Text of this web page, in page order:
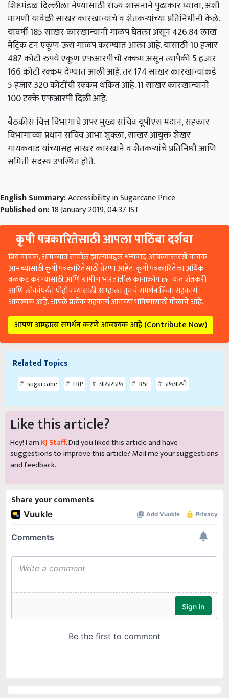
शिष्टमंडळ दिल्लीला नेण्यासाठी राज्य शासनाने पुढाकार घ्यावा, अशी
मागणी यावेळी साखर कारखान्यांचे व शेतकऱ्यांच्या प्रतिनिधींनी केले.
यावर्षी 185 साखर कारखान्यांनी गाळप घेतला असून 426.84 लाख
मेट्रिक टन एकूण ऊस गाळप करण्यात आला आहे. यासाठी 10 हजार
487 कोटी रुपये एकूण एफआरपीची रक्कम असून त्यापैकी 5 हजार
166 कोटी रक्कम देण्यात आली आहे. तर 174 साखर कारखान्यांकडे
5 हजार 320 कोटींची रक्कम थकित आहे. 11 साखर कारखान्यांनी
100 टक्के एफआरपी दिली आहे.
बैठकीस वित्त विभागाचे अपर मुख्य सचिव यूपीएस मदान, सहकार
विभागाच्या प्रधान सचिव आभा शुक्ला, साखर आयुक्त शेखर
गायकवाड यांच्यासह साखर कारखाने व शेतकऱ्यांचे प्रतिनिधी आणि
समिती सदस्य उपस्थित होते.
English Summary:Accessibility in Sugarcane Price
Published on:18 January 2019, 04:37 IST
कृषी पत्रकारितेसाठी आपला पाठिंबा दर्शवा
प्रिय वाचक, आमच्यात सामील झाल्याबद्दल धन्यवाद. आपल्यासारखे वाचक
आमच्यासाठी कृषी पत्रकारितेसाठी प्रेरणा आहेत. कृषी पत्रकारितेला अधिक
बळकट करण्यासाठी आणि ग्रामीण भारतातील कानाकोप in्यात शेतकरी
आणि लोकांपर्यंत पोहोचण्यासाठी आम्हाला तुमचे समर्थन किंवा सहकार्य
आवश्यक आहे. आपले प्रत्येक सहकार्य आमच्या भविष्यासाठी मोलाचे आहे.
आपण आम्हाला समर्थन करणे आवश्यक आहे (Contribute Now)
Related Topics
sugarcane FRP आरएसएफ RSF एफआरपी
Like this article?
Hey! I am KJ Staff. Did you liked this article and have
suggestions to improve this article?Mailme your suggestions
and feedback.
Share your comments